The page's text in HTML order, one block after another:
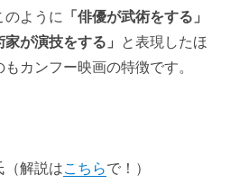
のように
「俳優が武術をする」
が演技をする」 と表現したほ
カンフー映画の特徴です。
解説はこちらで！）